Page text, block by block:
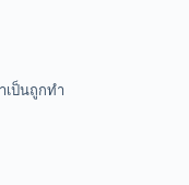
เป็นถูกทำ